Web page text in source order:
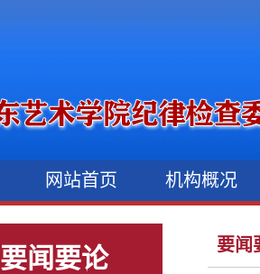
网站首页 机构概况
要闻要论 要闻